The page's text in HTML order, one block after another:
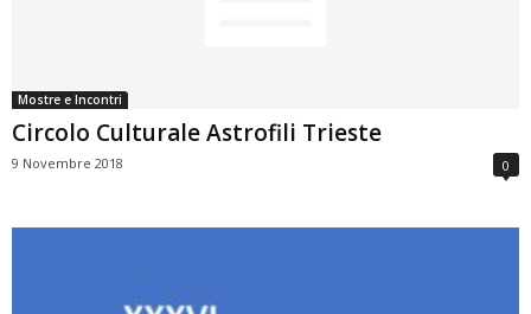
Mostre e Incontri
Circolo Culturale Astrofili Trieste
9 Novembre 2018 0